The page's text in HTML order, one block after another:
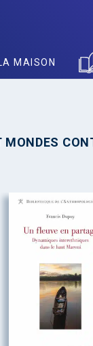
MAISON
MONDES